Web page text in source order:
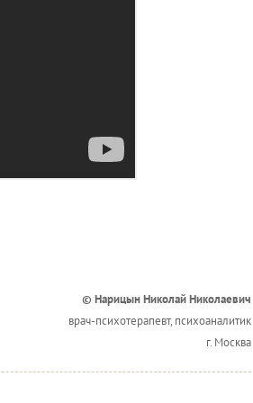
© Нарицын Николай Николаевич
врач-психотерапевт, психоаналитик
г. Москва